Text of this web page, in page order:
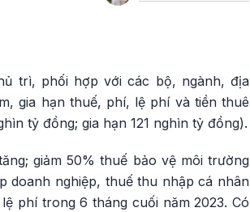
trì, phối hợp với các bộ, ngành, địa
gia hạn thuế, phí, lệ phí và tiền thuê
tỷ đồng; gia hạn 121 nghìn tỷ đồng).
giảm 50% thuế bảo vệ môi trường
doanh nghiệp, thuế thu nhập cá nhân
phí trong 6 tháng cuối năm 2023. Có